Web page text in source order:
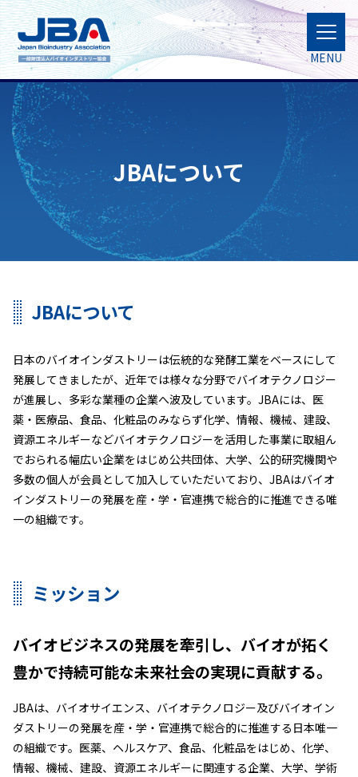
MENU
JBAについて
JBAについて
日本のバイオインダストリーは伝統的な発酵工業をベースにして
発展してきましたが、近年では様々な分野でバイオテクノロジー
が進展し、多彩な業種の企業へ波及しています。JBAには、医
薬・医療品、食品、化粧品のみならず化学、情報、機械、建設、
資源エネルギーなどバイオテクノロジーを活用した事業に取組ん
でおられる幅広い企業をはじめ公共団体、大学、公的研究機関や
多数の個人が会員として加入していただいており、JBAはバイオ
インダストリーの発展を産・学・官連携で総合的に推進できる唯
一の組織です。
ミッション
バイオビジネスの発展を牽引し、バイオが拓く
豊かで持続可能な未来社会の実現に貢献する。
JBAは、バイオサイエンス、バイオテクノロジー及びバイオイン
ダストリーの発展を産・学・官連携で総合的に推進する日本唯一
の組織です。医薬、ヘルスケア、食品、化粧品をはじめ、化学、
情報、機械、建設、資源エネルギーに関連する企業、大学、学術